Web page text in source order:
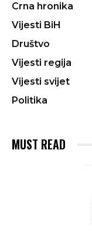
Crna hronika
Vijesti BiH
Društvo
Vijesti regija
Vijesti svijet
Politika
MUST READ